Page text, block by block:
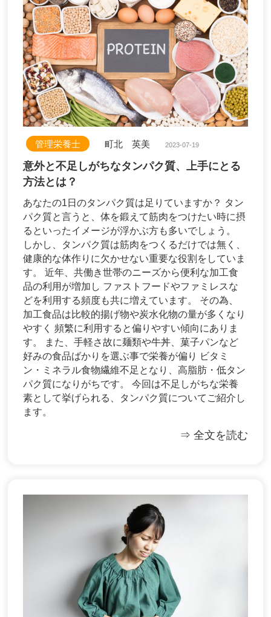
管理栄養士 町北 英美 2023-07-19
意外と不足しがちなタンパク質、上手にとる
方法とは？
あなたの1日のタンパク質は足りていますか？ タン
パク質と言うと、体を鍛えて筋肉をつけたい時に摂
るといったイメージが浮かぶ方も多いでしょう。
しかし、タンパク質は筋肉をつくるだけでは無く、
健康的な体作りに欠かせない重要な役割をしていま
す。 近年、共働き世帯のニーズから便利な加工食
品の利用が増加し ファストフードやファミレスな
どを利用する頻度も共に増えています。 その為、
加工食品は比較的揚げ物や炭水化物の量が多くなり
やすく 頻繁に利用すると偏りやすい傾向にありま
す。 また、手軽さ故に麺類や牛丼、菓子パンなど
好みの食品ばかりを選ぶ事で栄養が偏り ビタミ
ン・ミネラル食物繊維不足となり、高脂肪・低タン
パク質になりがちです。 今回は不足しがちな栄養
素として挙げられる、タンパク質についてご紹介し
ます。
⇒ 全文を読む